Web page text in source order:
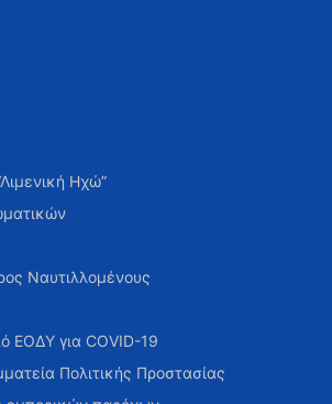
Ηχώ”
Ναυτιλλομένους
ΕΟΔΥ για COVID-19
Πολιτικής Προστασίας